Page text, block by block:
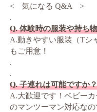
< 気になる Q&A >
.
Q. 体験時の服装や持ち
A.動きやすい服装（Tシ
もご用意！
.
.
Q. 子連れは可能ですか？
A.大歓迎です！ベビー
のマンツーマン対応な